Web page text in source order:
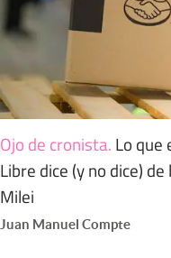
Ojo de cronista. Lo que
Libre dice (y no dice)
Milei
Juan Manuel Compte